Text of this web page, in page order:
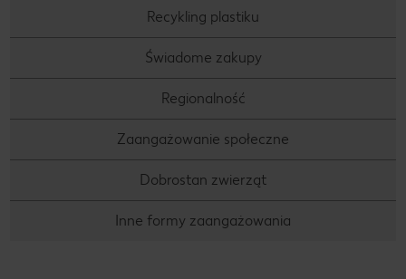
Recykling plastiku
Świadome zakupy
Regionalność
Zaangażowanie społeczne
Dobrostan zwierząt
Inne formy zaangażowania